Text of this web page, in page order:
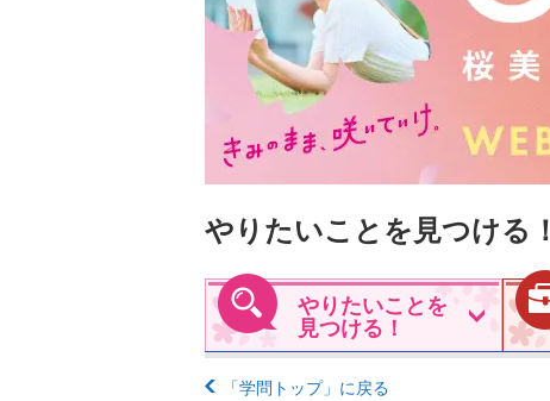
やりたいことを見つける！
やりたいことを
見つける！
「学問トップ」に戻る